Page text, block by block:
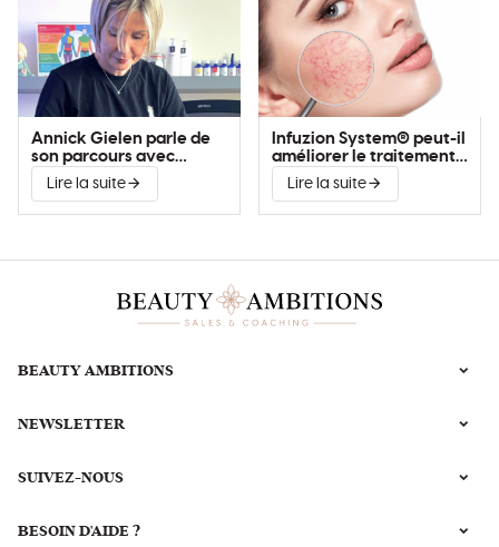
Annick Gielen parle de
son parcours avec
Infuzion System®
Lire la suite
Infuzion System® peut-il
améliorer le traitement
de la couperose?
Lire la suite
NEWSLETTER
SUIVEZ-NOUS
BEAUTY AMBITIONS
BESOIN D'AIDE ?